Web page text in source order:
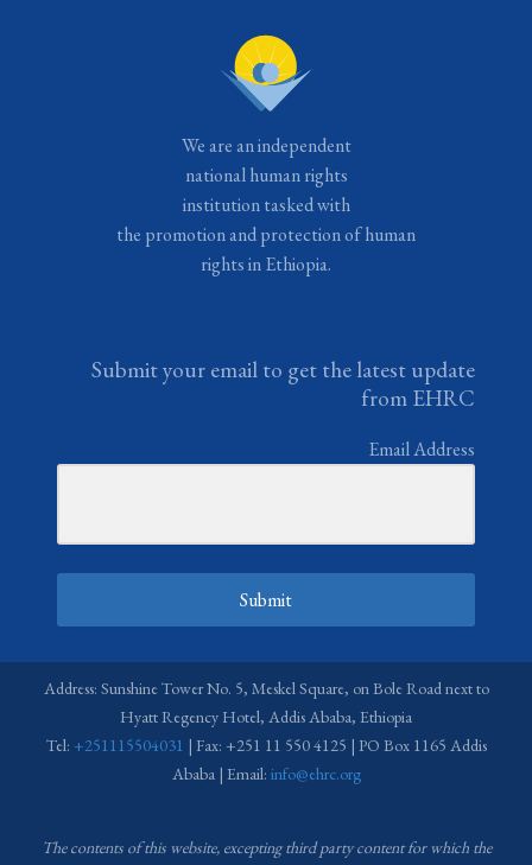
We are an independent
national human rights
institution tasked with
the promotion and protection of human
rights in Ethiopia.
Submit your email to get the latest update
from EHRC
Email Address
Submit
Address: Sunshine Tower No. 5, Meskel Square, on Bole Road next to
Hyatt Regency Hotel, Addis Ababa, Ethiopia
Tel: +251115504031 | Fax: +251 11 550 4125 | PO Box 1165 Addis
Ababa | Email: info@ehrc.org
The contents of this website, excepting third party content for which the